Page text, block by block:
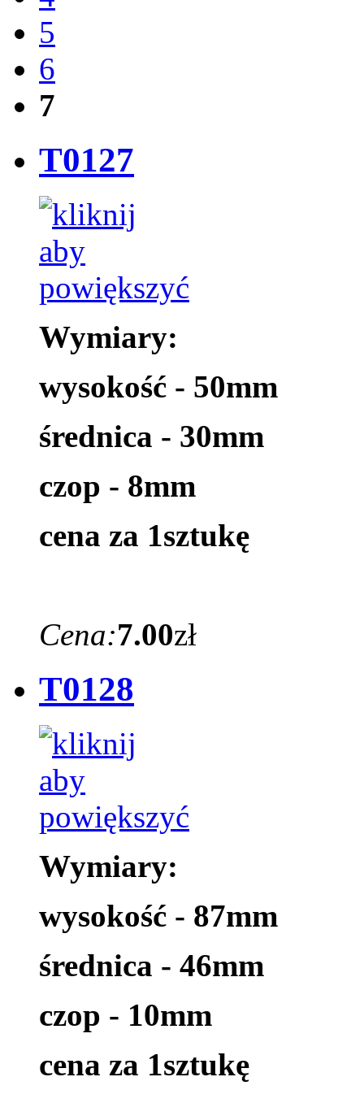
5
6
7
T0127
Wymiary:
wysokość - 50mm
średnica - 30mm
czop - 8mm
cena za 1sztukę
Cena:7.00zł
T0128
Wymiary:
wysokość - 87mm
średnica - 46mm
czop - 10mm
cena za 1sztukę